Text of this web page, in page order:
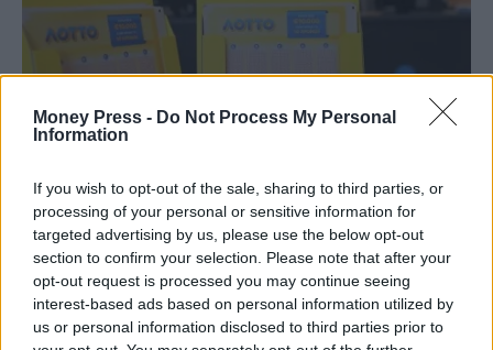
Money Press - Do Not Process My Personal
Information
If you wish to opt-out of the sale, sharing to third parties, or
processing of your personal or sensitive information for
targeted advertising by us, please use the below opt-out
section to confirm your selection. Please note that after your
opt-out request is processed you may continue seeing
interest-based ads based on personal information utilized by
us or personal information disclosed to third parties prior to
Λόττο: Οι τυχεροί αριθμοί της κλήρωσης του
Σαββάτου
SPORT & BUSINESS 21 Φεβρουαρίου, 2026
Δεν βρέθηκε νικητής στην πρώτη κατηγορία του Λόττο στην